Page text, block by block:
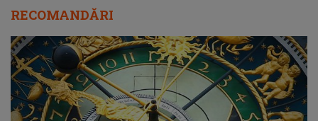
RECOMANDĂRI